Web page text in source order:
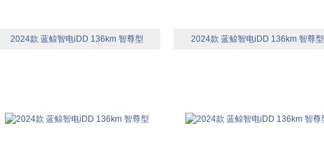
2024款 蓝鲸智电iDD 136km 智尊型 2024款 蓝鲸智电iDD 136km 智尊型